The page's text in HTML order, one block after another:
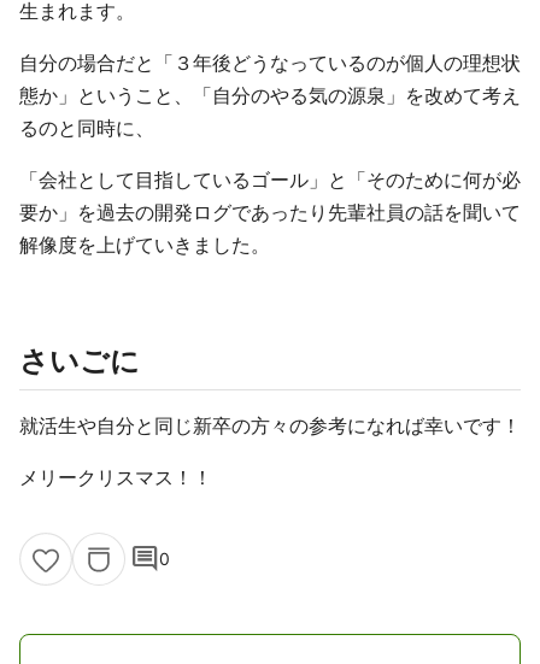
生まれます。
自分の場合だと「３年後どうなっているのが個人の理想状
態か」ということ、「自分のやる気の源泉」を改めて考え
るのと同時に、
「会社として目指しているゴール」と「そのために何が必
要か」を過去の開発ログであったり先輩社員の話を聞いて
解像度を上げていきました。
さいごに
就活生や自分と同じ新卒の方々の参考になれば幸いです！
メリークリスマス！！
comment0